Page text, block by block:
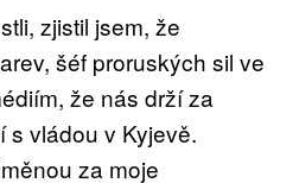
zjistil jsem, že
šéf proruských sil ve
že nás drží za
s vládou v Kyjevě.
za moje